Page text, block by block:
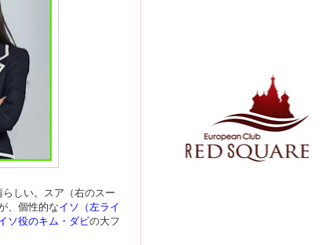
しい。スア（右のスー
、個性的なイソ（左ライ
ソ役のキム・ダビの大フ